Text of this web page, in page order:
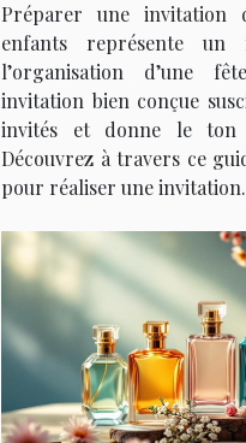
Préparer une invitation
enfants représente un
l’organisation d’une
invitation bien conçue
invités et donne le ton
Découvrez à travers ce
pour réaliser une